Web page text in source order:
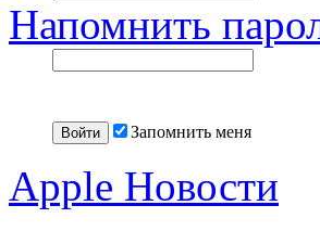
Напомнить
Запомнить меня
Apple Новости